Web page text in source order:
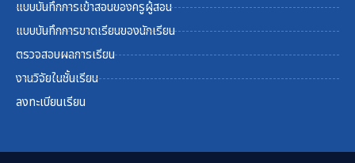
แบบบันทึกการเข้าสอนของครูผู้สอน
แบบบันทึกการขาดเรียนของนักเรียน
ตรวจสอบผลการเรียน
งานวิจัยในชั้นเรียน
ลงทะเบียนเรียน